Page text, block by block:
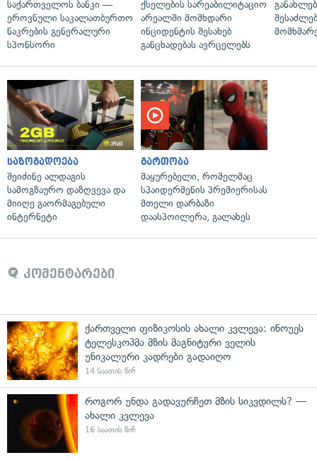
საქართველოს ბანკი —
ეროვნული საკალათბურთო
ნაკრების გენერალური
სპონსორი
ქსელების სარეაბილიტაციო
არეალში მომხდარი
ინციდენტის შესახებ
განცხადებას ავრცელებს
საზოგადოება
შეიძინე ალდაგის
სამოგზაურო დაზღვევა და
მიიღე გაორმაგებული
ინტერნეტი
გართობა
მაყურებელი, რომელმაც
სპაიდერმენის პრემიერისას
მთელი დარბაზი
დაასპოილერა, გალახეს
კომენტარები
ქართველი ფიზიკოსის ახალი კვლევა: ინოუეს
ტელესკოპმა მზის მაგნიტური ველის
უნიკალური კადრები გადაიღო
14 საათის წინ
როგორ უნდა გადავურჩეთ მზის სიკვდილს? —
ახალი კვლევა
16 საათის წინ